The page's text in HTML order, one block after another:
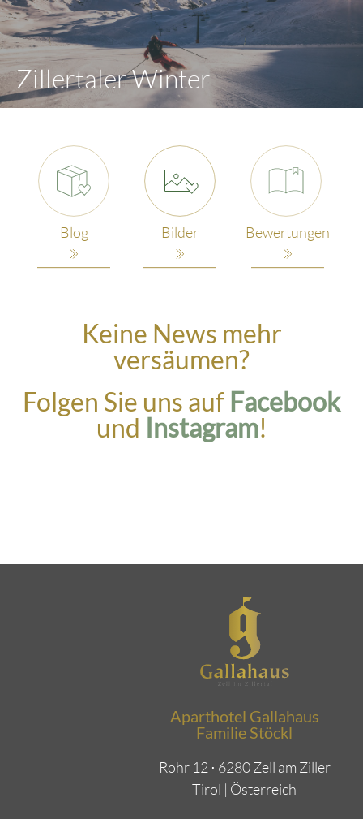
Zillertaler Winter
Blog Bilder Bewertungen
Keine News mehr
versäumen?
Folgen Sie uns auf Facebook
und Instagram!
Aparthotel Gallahaus
Familie Stöckl
Rohr 12 ⋅ 6280 Zell am Ziller
Tirol | Österreich